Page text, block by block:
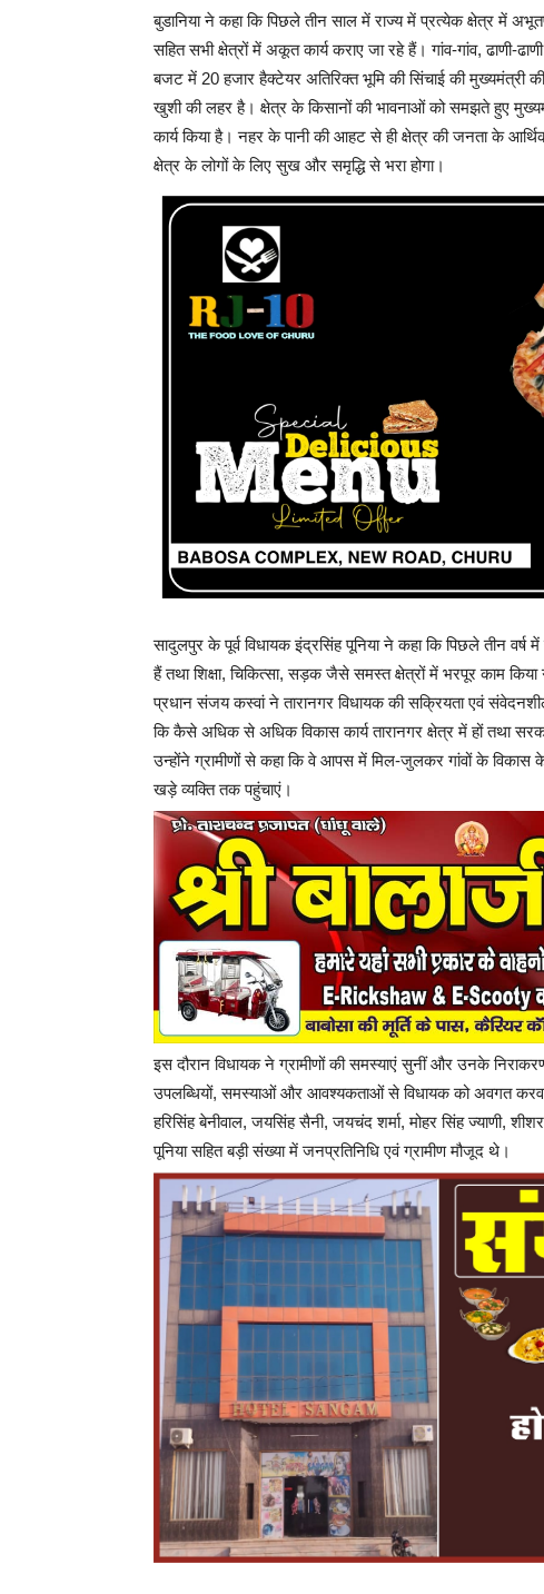
बुडानिया ने कहा कि पिछले तीन साल में राज्य में प्रत्येक क्षेत्र में
सहित सभी क्षेत्रों में अकूत कार्य कराए जा रहे हैं। गांव-गांव, ढाणी-
बजट में 20 हजार हैक्टेयर अतिरिक्त भूमि की सिंचाई की मुख्यमंत्री
खुशी की लहर है। क्षेत्र के किसानों की भावनाओं को समझते हुए
कार्य किया है। नहर के पानी की आहट से ही क्षेत्र की जनता के
क्षेत्र के लोगों के लिए सुख और समृद्धि से भरा होगा।
सादुलपुर के पूर्व विधायक इंद्रसिंह पूनिया ने कहा कि पिछले तीन
हैं तथा शिक्षा, चिकित्सा, सड़क जैसे समस्त क्षेत्रों में भरपूर काम किया
प्रधान संजय कस्वां ने तारानगर विधायक की सक्रियता एवं
कि कैसे अधिक से अधिक विकास कार्य तारानगर क्षेत्र में हों तथा
उन्होंने ग्रामीणों से कहा कि वे आपस में मिल-जुलकर गांवों के
खड़े व्यक्ति तक पहुंचाएं।
इस दौरान विधायक ने ग्रामीणों की समस्याएं सुनीं और उनके
उपलब्धियों, समस्याओं और आवश्यकताओं से विधायक को अवगत
हरिसिंह बेनीवाल, जयसिंह सैनी, जयचंद शर्मा, मोहर सिंह ज्याणी,
पूनिया सहित बड़ी संख्या में जनप्रतिनिधि एवं ग्रामीण मौजूद थे।